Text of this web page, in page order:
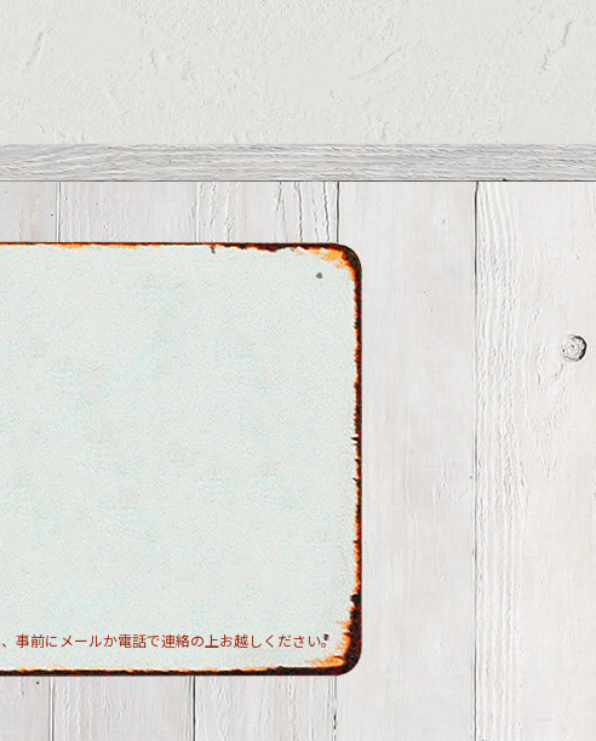
事前にメールか電話で連絡の上お越しください。